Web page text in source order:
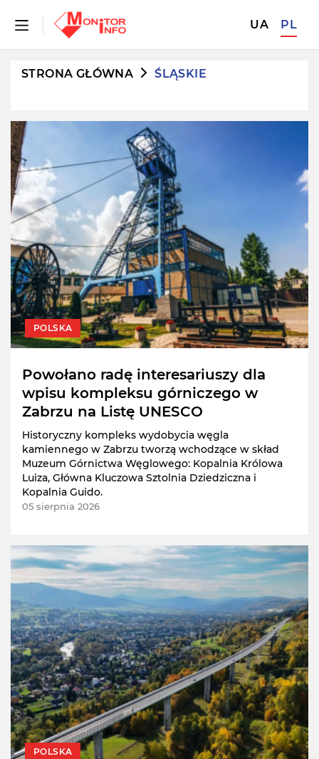
UA PL
STRONA GŁÓWNA ŚLĄSKIE
POLSKA
Powołano radę interesariuszy dla
wpisu kompleksu górniczego w
Zabrzu na Listę UNESCO
Historyczny kompleks wydobycia węgla
kamiennego w Zabrzu tworzą wchodzące w skład
Muzeum Górnictwa Węglowego: Kopalnia Królowa
Luiza, Główna Kluczowa Sztolnia Dziedziczna i
Kopalnia Guido.
05 sierpnia 2026
POLSKA